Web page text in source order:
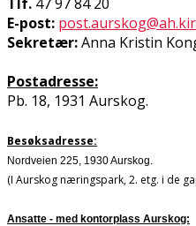
E-post:
Sekretær:Anna Kristin
Postadresse:
Pb. 18, 1931 Aurskog.
Besøksadresse:
Nordveien 225, 1930 Aurskog.
(I Aurskog næringspark, 2. etg. i de
Ansatte - med kontorplass Aurskog: